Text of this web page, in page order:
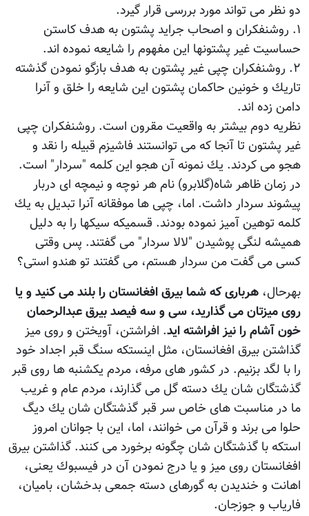
دو نظر مى تواند مورد بررسى قرار گيرد.
١. روشنفكران و اصحاب جرايد پشتون به هدف كاستن
حساسيت غير پشتونها اين مفهوم را شايعه نموده اند.
٢. روشنفكران چپى غير پشتون به هدف بازگو نمودن گذشته
تاريك و خونين حاكمان پشتون اين شايعه را خلق و آنرا
دامن زده اند.
نظريه دوم بيشتر به واقعيت مقرون است. روشنفكران چپى
غير پشتون تا آنجا كه مى توانستند فاشيزم قبيله را نقد و
هجو مى كردند. يك نمونه آن هجو اين كلمه "سردار" است.
در زمان ظاهر شاه(گلابرو) نام هر نوچه و نيمچه اى دربار
پيشوند سردار داشت. اما، چپى ها موفقانه آنرا تبديل به يك
كلمه توهين آميز نموده بودند. قسميكه سيكها را به دليل
هميشه لنگى پوشيدن "لالا سردار" مى گفتند. پس وقتى
كسى مى گفت من سردار هستم، مى گفتند تو هندو استى؟
بهرحال، هربارى كه شما بيرق افغانستان را بلند مى كنيد و يا
روى ميزتان مى گذاريد، سى و سه فيصد بيرق عبدالرحمان
خون آشام را نيز افراشته ايد. افراشتن، آويختن و روى ميز
گذاشتن بيرق افغانستان، مثل اينستكه سنگ قبر اجداد خود
را با لگد بزنیم. در كشور هاى مرفه، مردم يكشنبه ها روى قبر
گذشتگان شان يك دسته گل مى گذارند، مردم عام و غريب
ما در مناسبت هاى خاص سر قبر گذشتگان شان يك ديگ
حلوا مى برند و قرآن مى خوانند، اما، اين با جوانان امروز
استكه با گذشتگان شان چگونه برخورد مى كنند. گذاشتن بيرق
افغانستان روى ميز و يا درج نمودن آن در فيسبوك يعنى،
اهانت و خندیدن به گورهاى دسته جمعى بدخشان، باميان،
فارياب و جوزجان.